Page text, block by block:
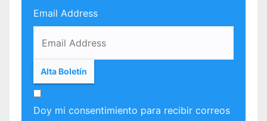
Email Address
Doy mi consentimiento para recibir correos